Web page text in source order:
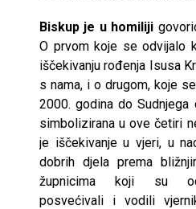
Biskup je u homiliji
O prvom koje se odvijalo
iščekivanju rođenja Isusa
s nama, i o drugom, koje
2000. godina do Sudnjega
simbolizirana u ove četiri
je iščekivanje u vjeri, u
dobrih djela prema
župnicima koji su
posvećivali i vodili